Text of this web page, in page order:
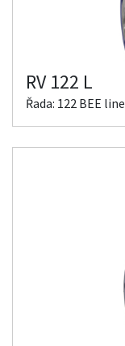
RV 122 L
Řada: 122 BEE line